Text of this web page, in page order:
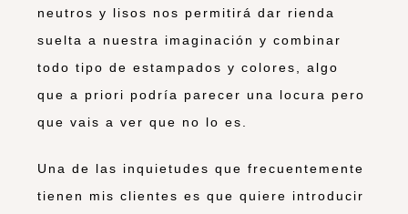
neutros y lisos nos permitirá dar rienda
suelta a nuestra imaginación y combinar
todo tipo de estampados y colores, algo
que a priori podría parecer una locura pero
que vais a ver que no lo es.
Una de las inquietudes que frecuentemente
tienen mis clientes es que quiere introducir